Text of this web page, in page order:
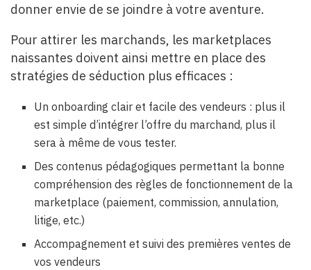
donner envie de se joindre à votre aventure.
Pour attirer les marchands, les marketplaces
naissantes doivent ainsi mettre en place des
stratégies de séduction plus efficaces :
Un onboarding clair et facile des vendeurs : plus il
est simple d’intégrer l’offre du marchand, plus il
sera à même de vous tester.
Des contenus pédagogiques permettant la bonne
compréhension des règles de fonctionnement de la
marketplace (paiement, commission, annulation,
litige, etc.)
Accompagnement et suivi des premières ventes de
vos vendeurs